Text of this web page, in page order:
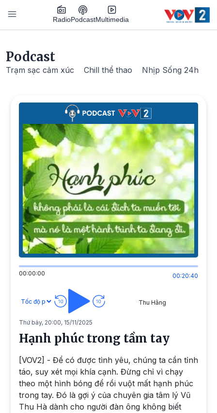
Nhảy đến nội dung
RadioPodcastMultimedia
Podcast
Trạm sạc cảm xúc Chill thể thao Nhịp Sống 24h
00:00:00 00:20:40
Thu Hằng
Thứ bảy, 20:00, 15/11/2025
Hạnh phúc trong tầm tay
[VOV2] - Để có được tình yêu, chúng ta cần tỉnh
táo, suy xét mọi khía cạnh. Đừng chỉ vì chạy
theo một hình bóng để rồi vuột mất hạnh phúc
trong tay. Đó là gợi ý của chuyên gia tâm lý Vũ
Thu Hà dành cho người đàn ông không biết